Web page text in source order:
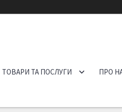
ТОВАРИ ТА ПОСЛУГИ ПРО